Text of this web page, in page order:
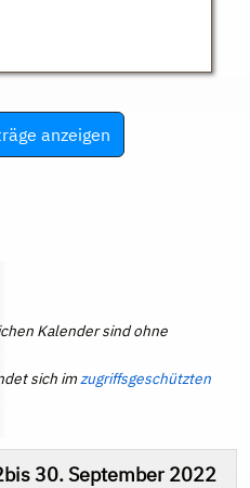
anzeigen
Kalender sind ohne
sich imzugriffsgeschützten
bis30. September 2022